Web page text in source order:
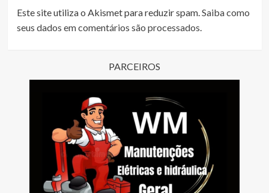
Este site utiliza o Akismet para reduzir spam. Saiba como
seus dados em comentários são processados
PARCEIROS